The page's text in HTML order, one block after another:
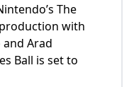
The
with
Arad
Ball is set to